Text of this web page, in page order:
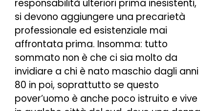
responsabilità ulteriori prima inesistenti,
si devono aggiungere una precarietà
professionale ed esistenziale mai
affrontata prima. Insomma: tutto
sommato non è che ci sia molto da
invidiare a chi è nato maschio dagli anni
80 in poi, soprattutto se questo
pover’uomo è anche poco istruito e vive